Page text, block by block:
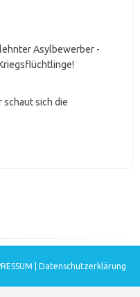
Asylbewerber -
sich die
Datenschutzerklärung